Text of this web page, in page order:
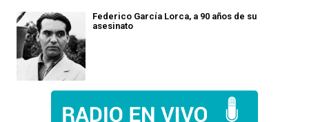
Federico García Lorca, a 90 años de su
asesinato